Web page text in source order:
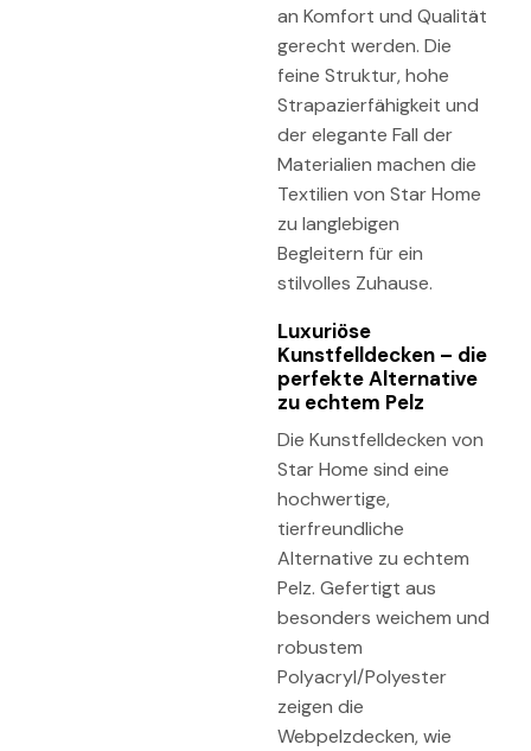
an Komfort und Qualität
gerecht werden. Die
feine Struktur, hohe
Strapazierfähigkeit und
der elegante Fall der
Materialien machen die
Textilien von Star Home
zu langlebigen
Begleitern für ein
stilvolles Zuhause.
Luxuriöse
Kunstfelldecken – die
perfekte Alternative
zu echtem Pelz
Die Kunstfelldecken von
Star Home sind eine
hochwertige,
tierfreundliche
Alternative zu echtem
Pelz. Gefertigt aus
besonders weichem und
robustem
Polyacryl/Polyester
zeigen die
Webpelzdecken, wie